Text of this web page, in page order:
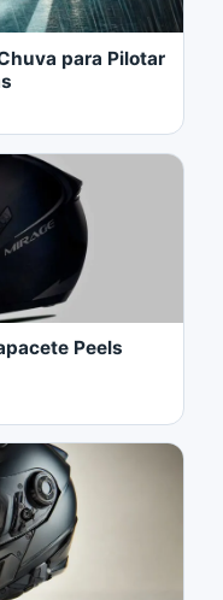
para Pilotar
do Capacete
Peels
Escolhendo o